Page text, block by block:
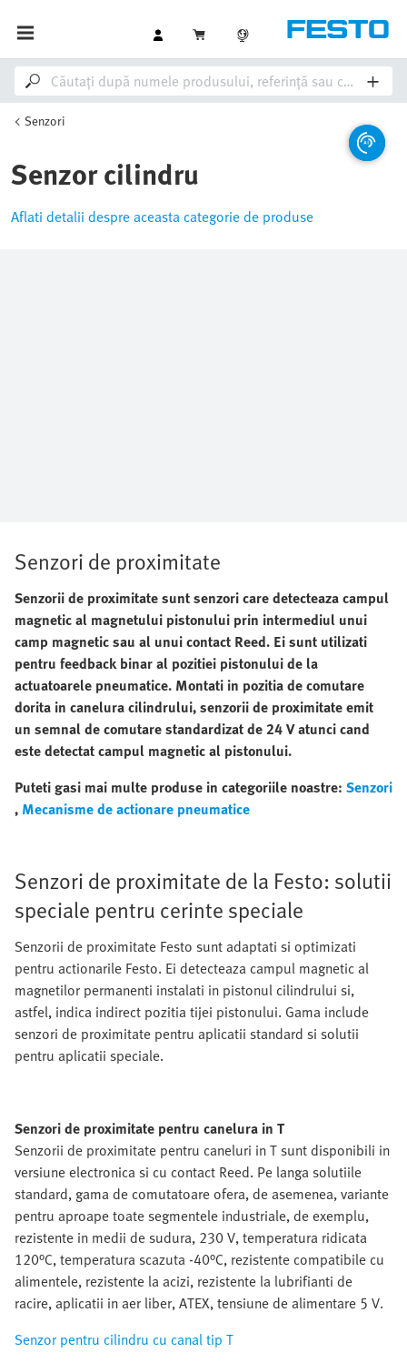
Senzori
Senzor cilindru
Aflati detalii despre aceasta categorie de produse
Senzori de proximitate
Senzorii de proximitate sunt senzori care detecteaza campul
magnetic al magnetului pistonului prin intermediul unui
camp magnetic sau al unui contact Reed. Ei sunt utilizati
pentru feedback binar al pozitiei pistonului de la
actuatoarele pneumatice. Montati in pozitia de comutare
dorita in canelura cilindrului, senzorii de proximitate emit
un semnal de comutare standardizat de 24 V atunci cand
este detectat campul magnetic al pistonului.
Puteti gasi mai multe produse in categoriile noastre: Senzori
, Mecanisme de actionare pneumatice
Senzori de proximitate de la Festo: solutii
speciale pentru cerinte speciale
Senzorii de proximitate Festo sunt adaptati si optimizati
pentru actionarile Festo. Ei detecteaza campul magnetic al
magnetilor permanenti instalati in pistonul cilindrului si,
astfel, indica indirect pozitia tijei pistonului. Gama include
senzori de proximitate pentru aplicatii standard si solutii
pentru aplicatii speciale.
Senzori de proximitate pentru canelura in T
Senzorii de proximitate pentru caneluri in T sunt disponibili in
versiune electronica si cu contact Reed. Pe langa solutiile
standard, gama de comutatoare ofera, de asemenea, variante
pentru aproape toate segmentele industriale, de exemplu,
rezistente in medii de sudura, 230 V, temperatura ridicata
120°C, temperatura scazuta -40°C, rezistente compatibile cu
alimentele, rezistente la acizi, rezistente la lubrifianti de
racire, aplicatii in aer liber, ATEX, tensiune de alimentare 5 V.
Senzor pentru cilindru cu canal tip T